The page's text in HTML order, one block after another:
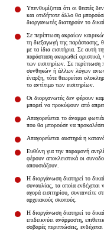
Υπενθυμίζεται ότι οι θεατές
και οτιδήποτε άλλο θα
διοργανωτές διατηρούν το
Σε περίπτωση ακραίων
τη διεξαγωγή της παράστασης,
με τα ίδια εισιτήρια. Σε αυτή
παράσταση ακυρωθεί οριστικά,
των εισιτηρίων. Σε περίπτωση
συνθηκών ή άλλων λόγων
έναρξη, τότε θεωρείται
το αντίτιμο των εισιτηρίων.
Οι διοργανωτές δεν φέρουν
μπορεί να προκύψουν από
Απαγορεύεται το άναμμα
που θα μπορούσε να
Απαγορεύεται αυστηρά η
Ευθύνη για την παραμονή
φέρουν αποκλειστικά οι
απουσιάζουν.
Η διοργάνωση διατηρεί το
συναυλίας, τα οποία
αγορά εισιτηρίου, συναινείτε
αρχειακούς σκοπούς.
Η διοργάνωση διατηρεί το
επιδεικνύει ανάρμοστη,
σοβαρές περιπτώσεις,